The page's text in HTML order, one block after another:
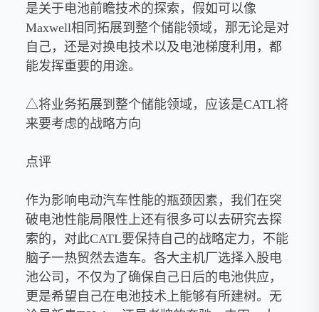
是关于电池前瞻技术的探索，假如可以像
Maxwell相同拓展到整个储能领域，那无论是对
自己，还是对换电技术以及电池梯度利用，都
能发挥重要的用途。
△将业务拓展到整个储能领域，应该是CATL将
来要考虑的战略方向
点评
作为影响电动汽车性能的瓶颈因素，我们在突
破电池性能局限性上还有很多可以去研究去探
索的，对此CATL要保持自己的战略定力，不能
脑子一热贸然去造车。各大主机厂选择入股电
池公司，不仅为了确保自己日后的电池供应，
更是希望自己在电池技术上能够有所建树。无